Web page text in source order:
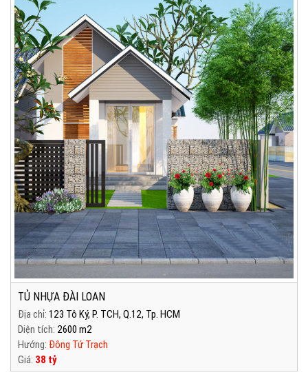
TỦ NHỰA ĐÀI LOAN
Địa chỉ: 123 Tô Ký, P. TCH, Q.12, Tp. HCM
Diện tích: 2600 m2
Hướng: Đông Tứ Trạch
Giá: 38 tỷ